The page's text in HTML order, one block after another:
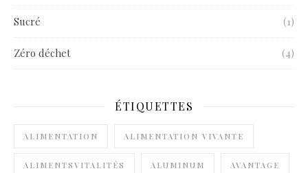
Sucré (1)
Zéro déchet (4)
ÉTIQUETTES
ALIMENTATION ALIMENTATION VIVANTE
ALIMENTSVITALITÉS ALUMINUM AVANTAGE